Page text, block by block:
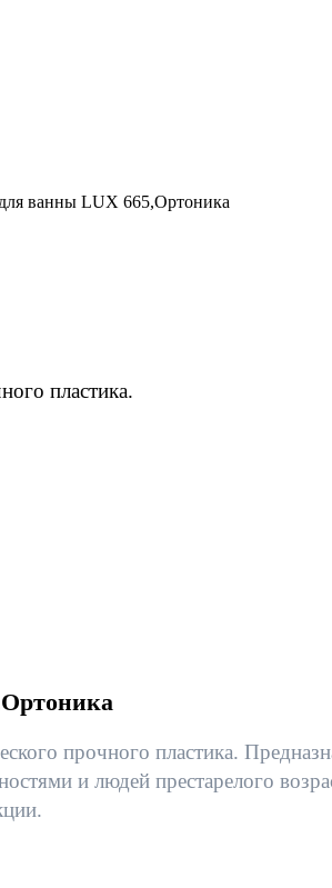
ванны LUX 665,Ортоника
пластика.
прочного пластика.
и людей престарелого